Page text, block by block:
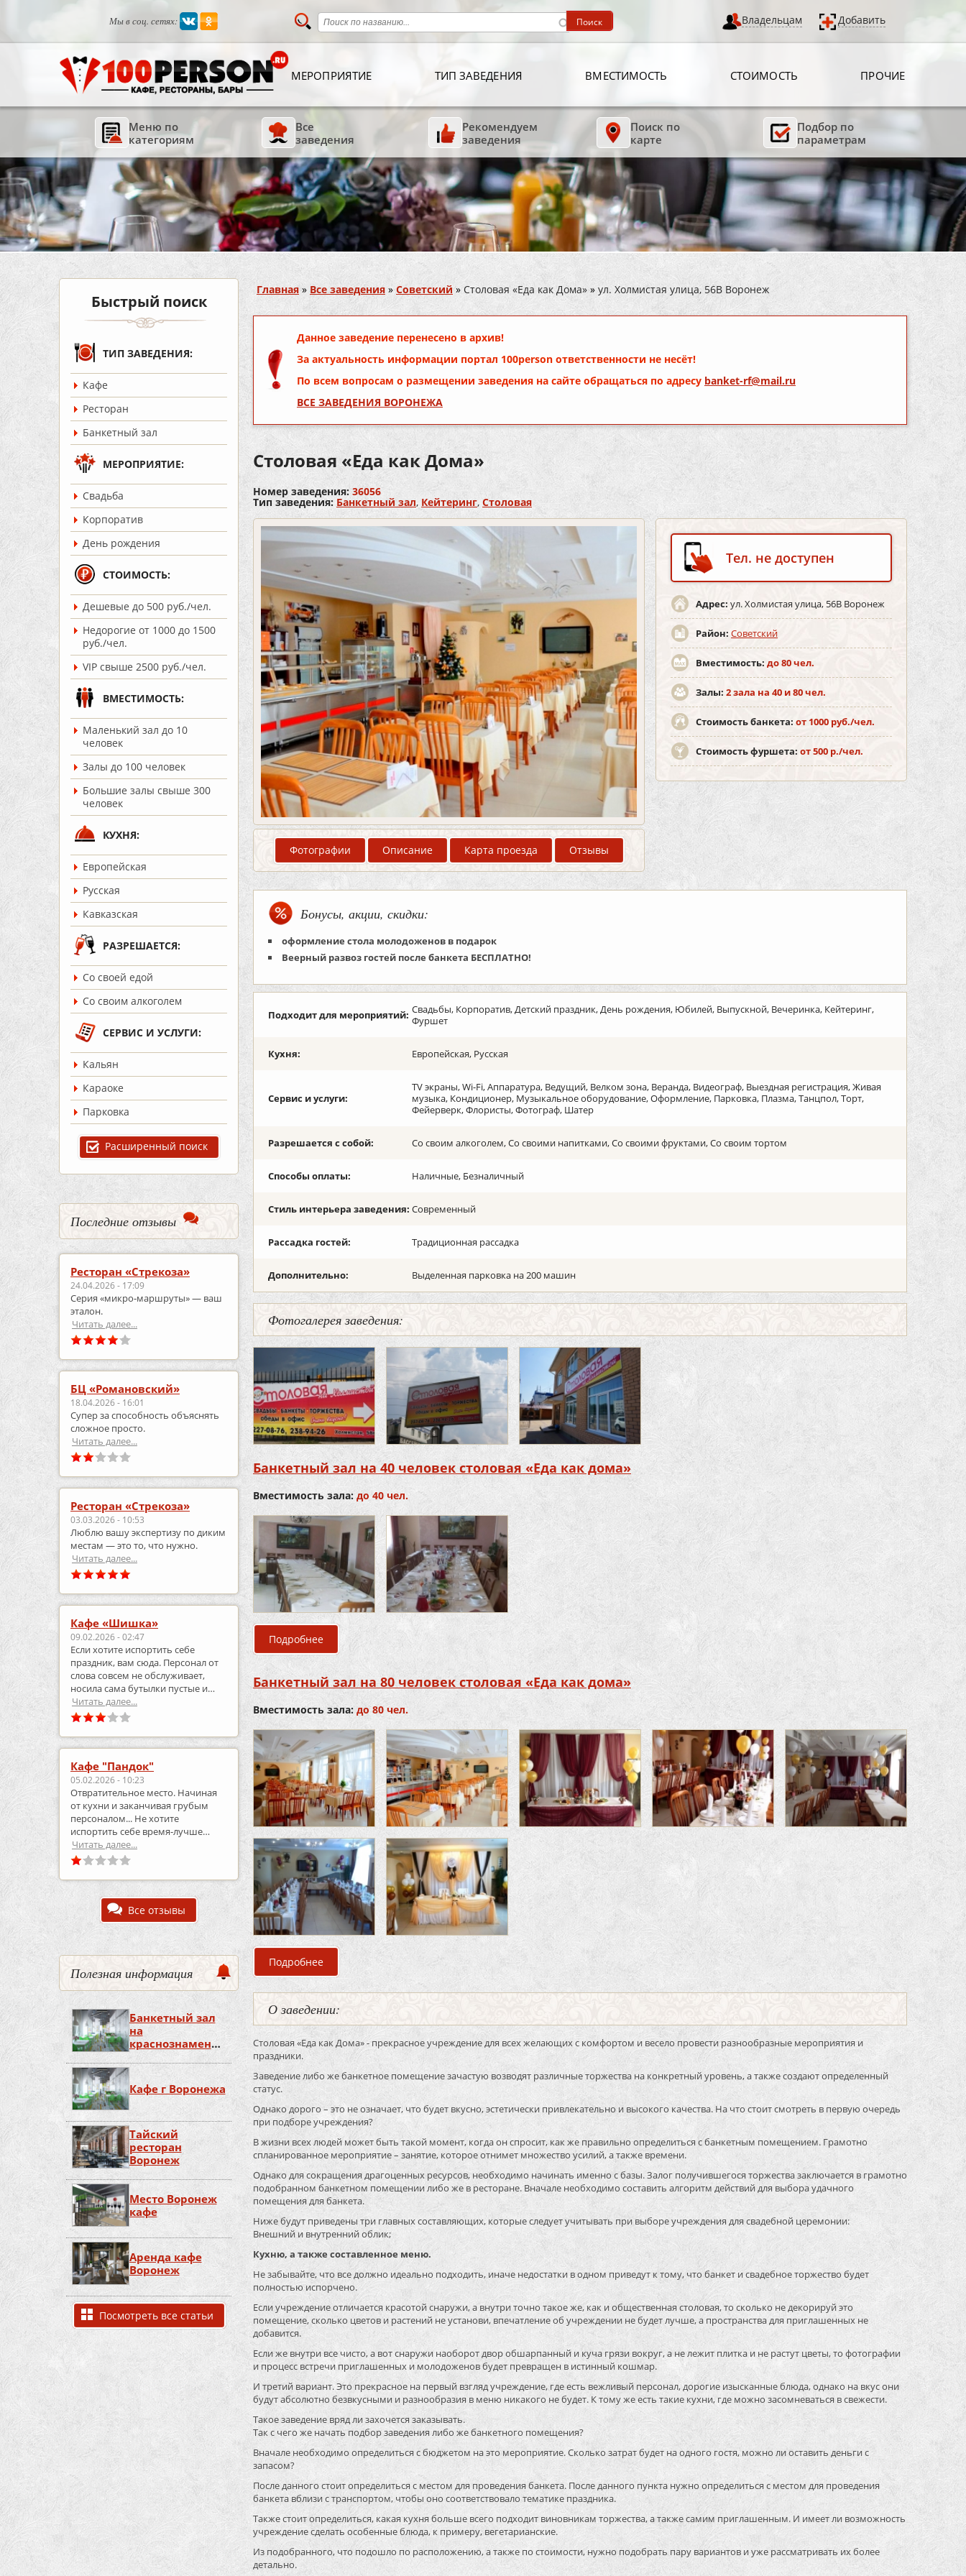
Мы в соц. сетях: Владельцам Добавить
МЕРОПРИЯТИЕ ТИП ЗАВЕДЕНИЯ ВМЕСТИМОСТЬ СТОИМОСТЬ ПРОЧИЕ
Меню по
категориям
Все
заведения
Рекомендуем
заведения
Поиск по
карте
Подбор по
параметрам
Быстрый поиск
ТИП ЗАВЕДЕНИЯ:
Кафе
Ресторан
Банкетный зал
МЕРОПРИЯТИЕ:
Cвадьба
Корпоратив
День рождения
СТОИМОСТЬ:
Дешевые до 500 руб./чел.
Недорогие от 1000 до 1500
руб./чел.
VIP свыше 2500 руб./чел.
ВМЕСТИМОСТЬ:
Маленький зал до 10
человек
Залы до 100 человек
Большие залы свыше 300
человек
КУХНЯ:
Европейская
Русская
Кавказская
РАЗРЕШАЕТСЯ:
Со своей едой
Со своим алкоголем
СЕРВИС И УСЛУГИ:
Кальян
Караоке
Парковка
Расширенный поиск
Последние отзывы
Ресторан «Стрекоза»
24.04.2026 - 17:09
Серия «микро‑маршруты» — ваш
эталон.
Читать далее...
БЦ «Романовский»
18.04.2026 - 16:01
Супер за способность объяснять
сложное просто.
Читать далее...
Ресторан «Стрекоза»
03.03.2026 - 10:53
Люблю вашу экспертизу по диким
местам — это то, что нужно.
Читать далее...
Кафе «Шишка»
09.02.2026 - 02:47
Если хотите испортить себе
праздник, вам сюда. Персонал от
слова совсем не обслуживает,
носила сама бутылки пустые и
приносила полные.
Читать далее...
Кафе "Пандок"
05.02.2026 - 10:23
Отвратительное место. Начиная
от кухни и заканчивая грубым
персоналом... Не хотите
испортить себе время-лучше
выберите что-то другое..
Читать далее...
Все отзывы
Полезная информация
Банкетный зал
на
краснознаменной
Воронеж
Кафе г Воронежа
Тайский
ресторан
Воронеж
Место Воронеж
кафе
Аренда кафе
Воронеж
Посмотреть все статьи
Вы здесь
Главная » Все заведения » Советский » Столовая «Еда как Дома» » ул. Холмистая улица, 56В Воронеж
Данное заведение перенесено в архив!
За актуальность информации портал 100person ответственности не несёт!
По всем вопросам о размещении заведения на сайте обращаться по адресу banket-rf@mail.ru
ВСЕ ЗАВЕДЕНИЯ ВОРОНЕЖА
Столовая «Еда как Дома»
Номер заведения: 36056
Тип заведения: Банкетный зал, Кейтеринг, Столовая
Фотографии Описание Карта проезда Отзывы
Тел. не доступен
Адрес: ул. Холмистая улица, 56В Воронеж
Район: Советский
Вместимость: до 80 чел.
Залы: 2 зала на 40 и 80 чел.
Стоимость банкета: от 1000 руб./чел.
Стоимость фуршета: от 500 р./чел.
Бонусы, акции, скидки:
оформление стола молодоженов в подарок
Веерный развоз гостей после банкета БЕСПЛАТНО!​
Подходит для мероприятий: Свадьбы, Корпоратив, Детский праздник, День рождения, Юбилей, Выпускной, Вечеринка, Кейтеринг,
Фуршет
Кухня: Европейская, Русская
Сервис и услуги:
TV экраны, Wi-Fi, Аппаратура, Ведущий, Велком зона, Веранда, Видеограф, Выездная регистрация, Живая
музыка, Кондиционер, Музыкальное оборудование, Оформление, Парковка, Плазма, Танцпол, Торт,
Фейерверк, Флористы, Фотограф, Шатер
Разрешается с собой: Со своим алкоголем, Со своими напитками, Со своими фруктами, Со своим тортом
Способы оплаты: Наличные, Безналичный
Стиль интерьера заведения: Современный
Рассадка гостей: Традиционная рассадка
Дополнительно: Выделенная парковка на 200 машин
Фотогалерея заведения:
Банкетный зал на 40 человек столовая «Еда как дома»
Вместимость зала: до 40 чел.
Подробнее о Банкетный зал на 40 человек столовая «Еда как дома»
Банкетный зал на 80 человек столовая «Еда как дома»
Вместимость зала: до 80 чел.
Подробнее о Банкетный зал на 80 человек столовая «Еда как дома»
О заведении:
Столовая «Еда как Дома» - прекрасное учреждение для всех желающих с комфортом и весело провести разнообразные мероприятия и
праздники.
Заведение либо же банкетное помещение зачастую возводят различные торжества на конкретный уровень, а также создают определенный
статус.
Однако дорого – это не означает, что будет вкусно, эстетически привлекательно и высокого качества. На что стоит смотреть в первую очередь
при подборе учреждения?
В жизни всех людей может быть такой момент, когда он спросит, как же правильно определиться с банкетным помещением. Грамотно
спланированное мероприятие – занятие, которое отнимет множество усилий, а также времени.
Однако для сокращения драгоценных ресурсов, необходимо начинать именно с базы. Залог получившегося торжества заключается в грамотно
подобранном банкетном помещении либо же в ресторане. Вначале необходимо составить алгоритм действий для выбора удачного
помещения для банкета.
Ниже будут приведены три главных составляющих, которые следует учитывать при выборе учреждения для свадебной церемонии:
Внешний и внутренний облик;
Кухню, а также составленное меню.
Не забывайте, что все должно идеально подходить, иначе недостатки в одном приведут к тому, что банкет и свадебное торжество будет
полностью испорчено.
Если учреждение отличается красотой снаружи, а внутри точно такое же, как и общественная столовая, то сколько не декорируй это
помещение, сколько цветов и растений не установи, впечатление об учреждении не будет лучше, а пространства для приглашенных не
добавится.
Если же внутри все чисто, а вот снаружи наоборот двор обшарпанный и куча грязи вокруг, а не лежит плитка и не растут цветы, то фотографии
и процесс встречи приглашенных и молодоженов будет превращен в истинный кошмар.
И третий вариант. Это прекрасное на первый взгляд учреждение, где есть вежливый персонал, дорогие изысканные блюда, однако на вкус они
будут абсолютно безвкусными и разнообразия в меню никакого не будет. К тому же есть такие кухни, где можно засомневаться в свежести.
Такое заведение вряд ли захочется заказывать.
Так с чего же начать подбор заведения либо же банкетного помещения?
Вначале необходимо определиться с бюджетом на это мероприятие. Сколько затрат будет на одного гостя, можно ли оставить деньги с
запасом?
После данного стоит определиться с местом для проведения банкета. После данного пункта нужно определиться с местом для проведения
банкета вблизи с транспортом, чтобы оно соответствовало тематике праздника.
Также стоит определиться, какая кухня больше всего подходит виновникам торжества, а также самим приглашенным. И имеет ли возможность
учреждение сделать особенные блюда, к примеру, вегетарианские.
Из подобранного, что подошло по расположению, а также по стоимости, нужно подобрать пару вариантов и уже рассматривать их более
детально.